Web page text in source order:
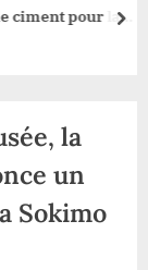
pour la
Joseph
la
un
Sokimo